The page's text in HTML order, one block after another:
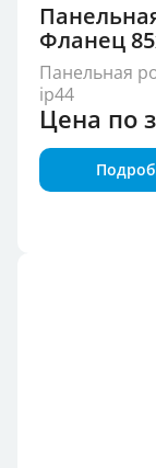
Фланец
Панельная
ip44
Цена по